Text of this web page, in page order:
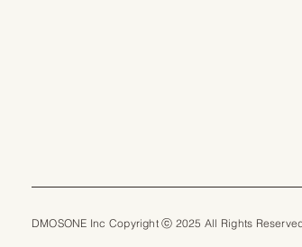
DMOSONE Inc Copyright ⓒ 2025 All Rights